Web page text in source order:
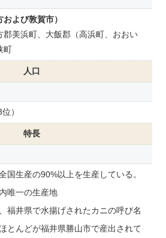
よび敦賀市）
郡美浜町、大飯郡（高浜町、おおい
町
人口
）
特長
国生産の90%以上を生産している。
唯一の生産地
福井県で水揚げされたカニの呼び名
とんどが福井県勝山市で産出されて